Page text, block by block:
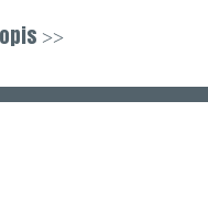
agresywnie. Zewnętrze
wysokowęglowej.
do bardzo wysokiego
już w momencie
i grubości 5
>>